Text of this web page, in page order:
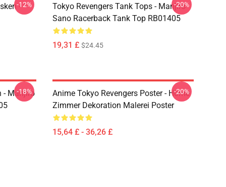
-
-12%
Tokyo Revengers Tank Tops - Manjiro
Sano Racerback Tank Top RB01405
19,31 £ $24.45
-20%
- Manjiro
-18%
Anime Tokyo Revengers Poster - Home
Zimmer Dekoration Malerei Poster
15,64 £ - 36,26 £
-20%